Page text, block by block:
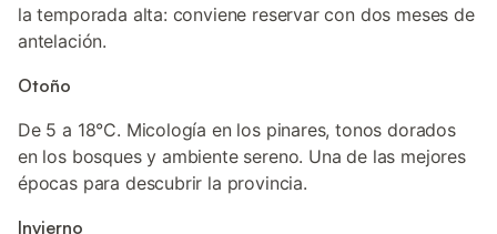
la temporada alta: conviene reservar con dos meses de
antelación.
Otoño
De 5 a 18°C. Micología en los pinares, tonos dorados
en los bosques y ambiente sereno. Una de las mejores
épocas para descubrir la provincia.
Invierno